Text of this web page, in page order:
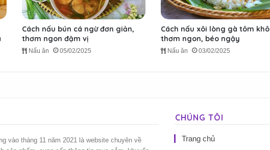
Cách nấu bún cá ngừ đơn giản,
thơm ngon đậm vị
Nấu ăn 05/02/2025
Cách nấu xôi lòng gà tôm khô
thơm ngon, béo ngậy
Nấu ăn 03/02/2025
vào tháng 11 năm 2021 là website chuyên về
CHÚNG TÔI
Trang chủ